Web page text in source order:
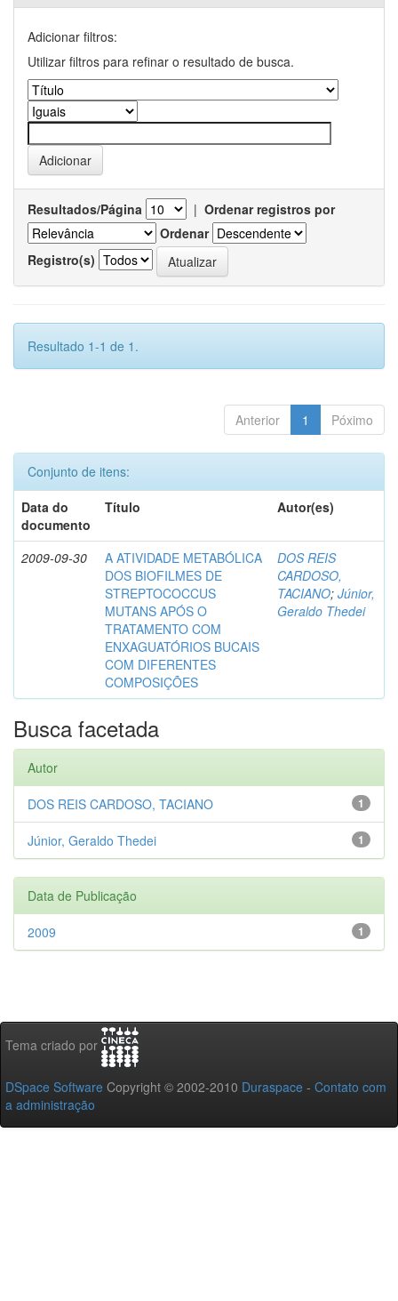
Adicionar filtros:
Utilizar filtros para refinar o resultado de busca.
Resultados/Página | Ordenar registros por
Ordenar
Registro(s)
Resultado 1-1 de 1.
Anterior 1 Póximo
Conjunto de itens:
Data do
documento
Título Autor(es)
2009-09-30
A ATIVIDADE METABÓLICA
DOS BIOFILMES DE
STREPTOCOCCUS
MUTANS APÓS O
TRATAMENTO COM
ENXAGUATÓRIOS BUCAIS
COM DIFERENTES
COMPOSIÇÕES
DOS REIS
CARDOSO,
TACIANO; Júnior,
Geraldo Thedei
Busca facetada
Autor
1
DOS REIS CARDOSO, TACIANO
1
Júnior, Geraldo Thedei
Data de Publicação
1
2009
Tema criado por
DSpace Software Copyright © 2002-2010 Duraspace - Contato com
a administração